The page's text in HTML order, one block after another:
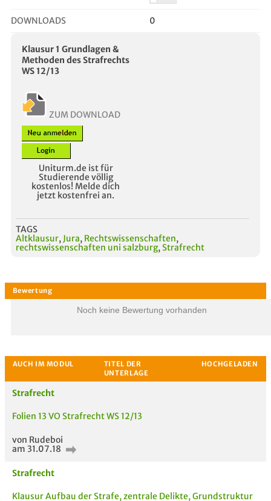
DOWNLOADS 0
Klausur 1 Grundlagen &
Methoden des Strafrechts
WS 12/13
ZUM DOWNLOAD
Uniturm.de ist für
Studierende völlig
kostenlos! Melde dich
jetzt kostenfrei an.
TAGS
Altklausur, Jura, Rechtswissenschaften,
rechtswissenschaften uni salzburg, Strafrecht
Noch keine Bewertung vorhanden
Strafrecht
Folien 13 VO Strafrecht WS 12/13
von Rudeboi
am 31.07.18
Strafrecht
Klausur Aufbau der Strafe, zentrale Delikte, Grundstruktur